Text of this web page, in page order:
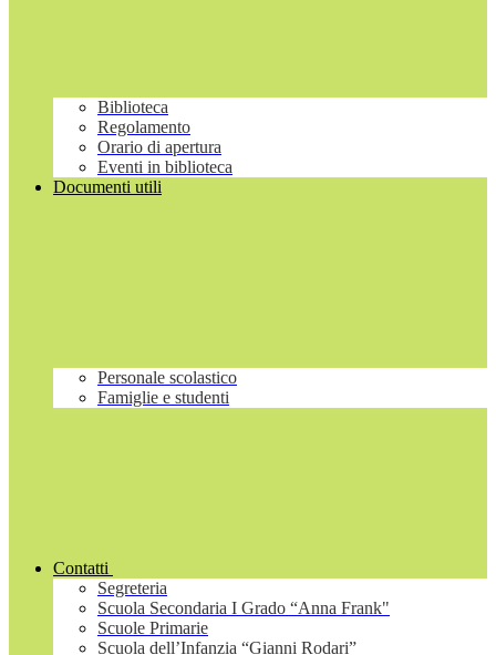
Biblioteca
Regolamento
Orario di apertura
Eventi in biblioteca
Documenti utili
Personale scolastico
Famiglie e studenti
Contatti
Segreteria
Scuola Secondaria I Grado “Anna Frank"
Scuole Primarie
Scuola dell’Infanzia “Gianni Rodari”